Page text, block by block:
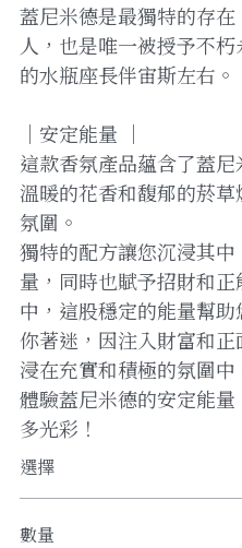
蓋尼米德是最獨特的存
人，也是唯一被授予不
的水瓶座長伴宙斯左右。
｜安定能量 ｜
這款香氛產品蘊含了蓋
溫暖的花香和馥郁的菸
氛圍。
獨特的配方讓您沉浸其
量，同時也賦予招財和
中，這股穩定的能量幫
你著迷，因注入財富和
浸在充實和積極的氛圍中
體驗蓋尼米德的安定能
多光彩！
選擇
數量